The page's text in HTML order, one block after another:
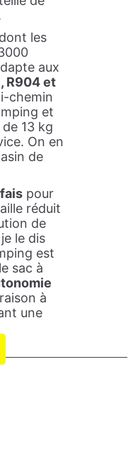
les
aux
R904 et
chemin
et
13 kg
On en
de
pour
réduit
de
le dis
est
sac à
à
une